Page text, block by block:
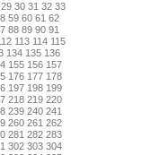
29 30 31 32 33
59 60 61 62
88 89 90 91
113 114 115
134 135 136
155 156 157
176 177 178
197 198 199
218 219 220
239 240 241
260 261 262
281 282 283
302 303 304